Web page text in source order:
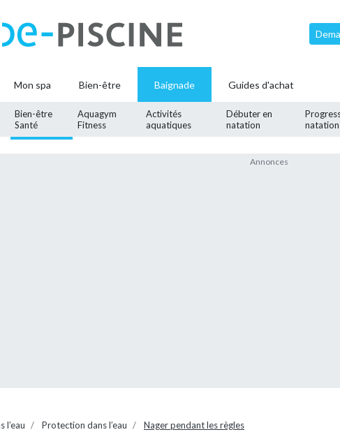
Mon spa Bien-être Baignade
Bien-être
Santé
Aquagym
Fitness
Activités
aquatiques
Débuter en
natation
natation
Guides d'achat
l’eau Protection dans l’eau Nager pendant les règles